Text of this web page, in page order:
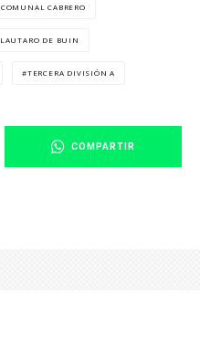
COMUNAL CABRERO
LAUTARO DE BUIN
TERCERA DIVISIÓN A
COMPARTIR